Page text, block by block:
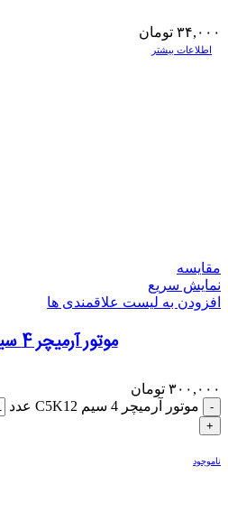
۳۴,۰۰۰ تومان
اطلاعات بیشتر
مقایسه
نمایش سریع
افزودن به لیست علاقمندی ها
موتور آرمیچر 4 سیم C5K12
۳۰۰,۰۰۰ تومان
موتور آرمیچر 4 سیم C5K12 عدد
ناموجود